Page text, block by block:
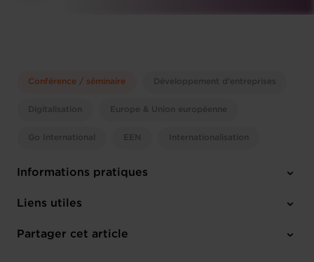
Conférence / séminaire Développement d'entreprises
Digitalisation Europe & Union européenne
Go International EEN Internationalisation
Informations pratiques
Jeudi 2 Oct 2025
Chambre de Commerce
Liens utiles
M'inscrire
Partager cet article